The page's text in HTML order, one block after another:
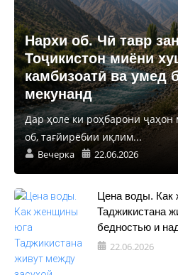
Нархи об. Чӣ тавр
Тоҷикистон миёни
камбизоатӣ ва умед
мекунанд
Дар ҳоле ки роҳбарони
об, тағйирёбии иқлим...
Вечерка 22.06.2026
Цена воды. Как
Таджикистана
бедностью и
22.06.2026